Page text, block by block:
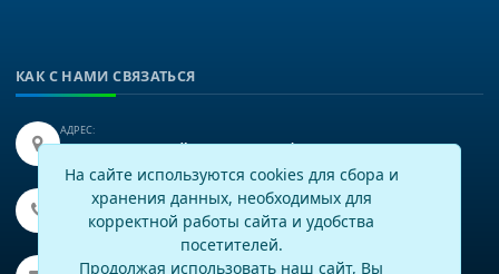
КАК С НАМИ СВЯЗАТЬСЯ
АДРЕС:
Иркутск, улица Байкальская 249, офис 225.
ТЕЛЕФОН:
+7(3952)43-60-16
EMAIL:
На сайте используются cookies для сбора и
хранения данных, необходимых для
корректной работы сайта и удобства
посетителей.
Продолжая использовать наш сайт, Вы